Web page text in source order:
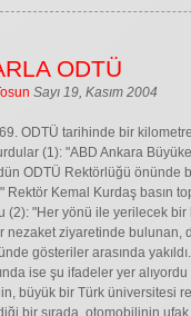
ODTÜ
Sayı 19, Kasım 2004
ODTÜ tarihinde bir
(1): "ABD Ankara
ODTÜ Rektörlüğü önünde
Rektör Kemal Kurdaş basın
(2): "Her yönü ile yerilecek
nezaket ziyaretinde bulunan,
gösteriler arasında
ise şu ifadeler yer
büyük bir Türk üniversitesi
bir sırada, otomobilinin